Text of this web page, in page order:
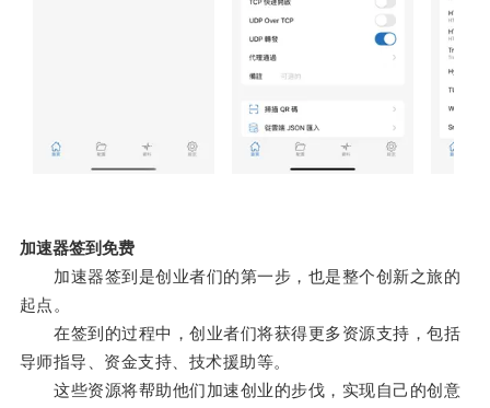
加速器签到免费
加速器签到是创业者们的第一步，也是整个创新之旅的
起点。
在签到的过程中，创业者们将获得更多资源支持，包括
导师指导、资金支持、技术援助等。
这些资源将帮助他们加速创业的步伐，实现自己的创意